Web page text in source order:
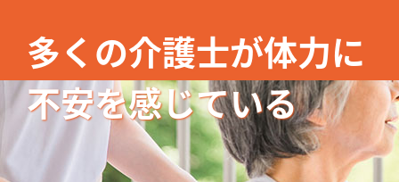
多くの介護士が体力に
不安を感じている